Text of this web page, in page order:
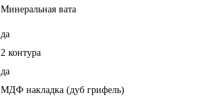
Минеральная вата
да
2 контура
да
МДФ накладка (дуб грифель)